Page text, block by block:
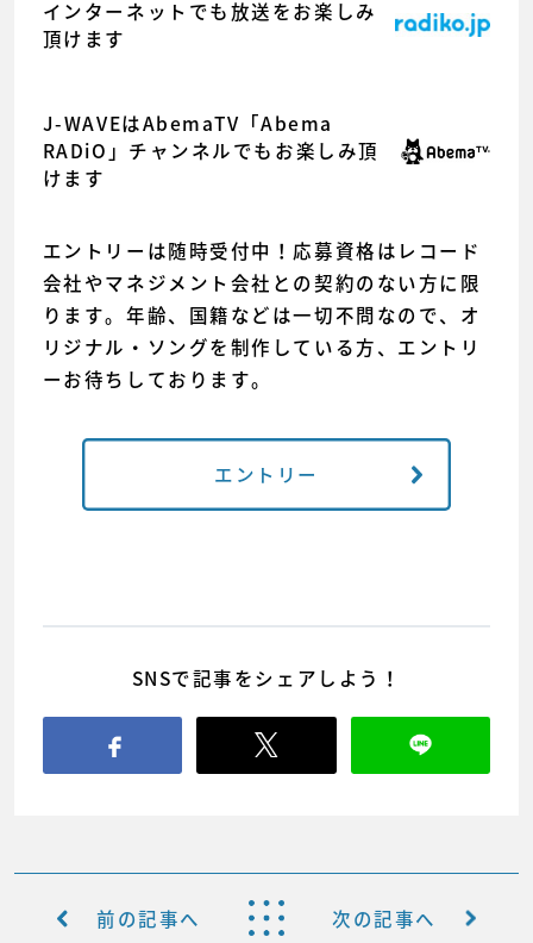
インターネットでも放送をお楽しみ
頂けます
J-WAVEはAbemaTV「Abema
RADiO」チャンネルでもお楽しみ頂
けます
エントリーは随時受付中！応募資格はレコード
会社やマネジメント会社との契約のない方に限
ります。年齢、国籍などは一切不問なので、オ
リジナル・ソングを制作している方、エントリ
ーお待ちしております。
エントリー
SNSで記事をシェアしよう！
前の記事へ 次の記事へ